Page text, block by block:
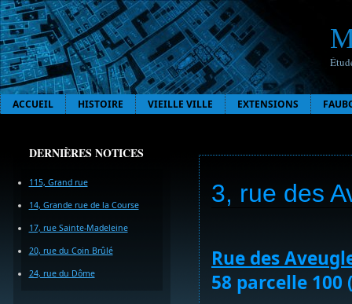
ACCUEIL HISTOIRE VIEILLE VILLE EXTENSIONS
DERNIÈRES NOTICES
115, Grand rue
14, Grande rue de la Course
17, rue Sainte-Madeleine
20, rue du Coin Brûlé
24, rue du Dôme
3, rue des
Rue des
58 parcelle 100